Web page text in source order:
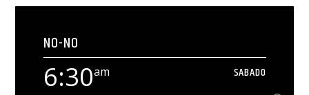
6:15am SABADO
[...]
Ver Más
NO-NO
6:30am SABADO